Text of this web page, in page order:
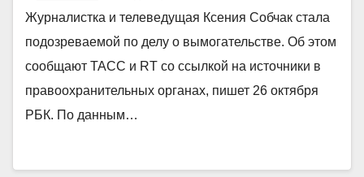
Журналистка и телеведущая Ксения Собчак стала
подозреваемой по делу о вымогательстве. Об этом
сообщают ТАСС и RT со ссылкой на источники в
правоохранительных органах, пишет 26 октября
РБК. По данным…